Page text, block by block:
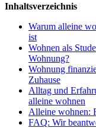
Inhaltsverzeichnis
Warum alleine
ist
Wohnen als
Wohnung?
Wohnung
Zuhause
Alltag und
alleine wohnen
Alleine wohnen:
FAQ: Wir